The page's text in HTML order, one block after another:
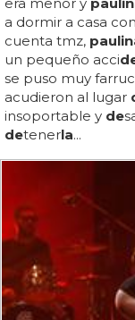
a dormir a casa
cuenta tmz,
un pequeño acci
se puso muy
acudieron al lugar
insoportable y de
detenerla...